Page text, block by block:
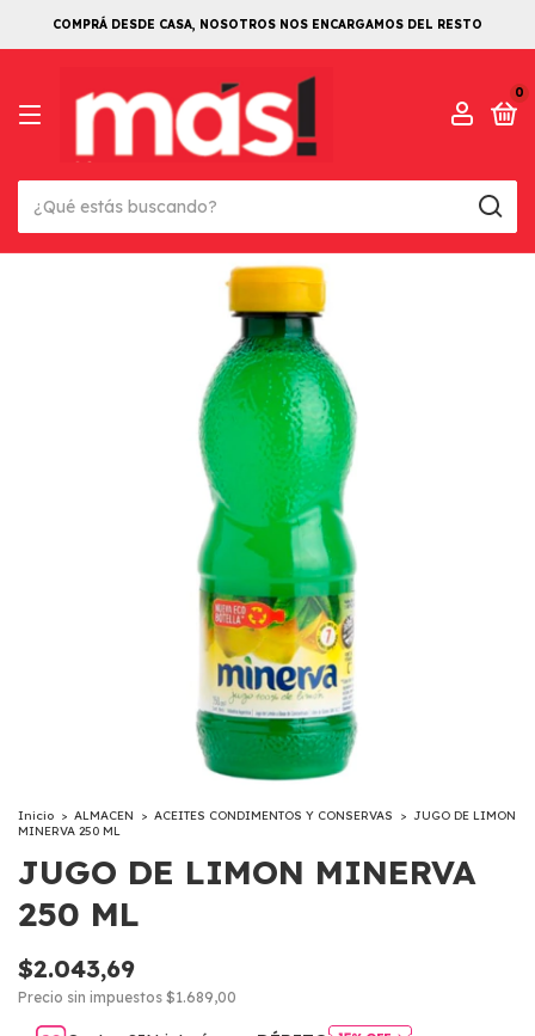
COMPRÁ DESDE CASA, NOSOTROS NOS ENCARGAMOS DEL RESTO
0
Inicio > ALMACEN > ACEITES CONDIMENTOS Y CONSERVAS > JUGO DE LIMON
MINERVA 250 ML
JUGO DE LIMON MINERVA
250 ML
$2.043,69
Precio sin impuestos $1.689,00